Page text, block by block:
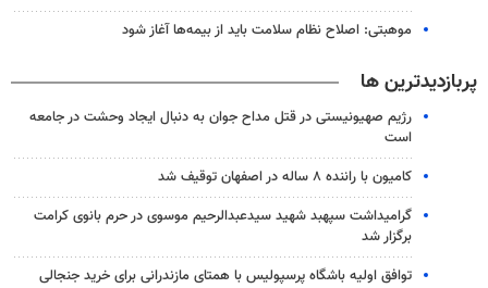
موهبتی: اصلاح نظام سلامت باید از بیمه‌ها آغاز شود
پربازدیدترین ها
رژیم صهیونیستی در قتل مداح جوان به دنبال ایجاد وحشت در جامعه
است
کامیون با راننده ۸ ساله در اصفهان توقیف شد
گرامیداشت سپهبد شهید سیدعبدالرحیم موسوی در حرم بانوی کرامت
برگزار شد
توافق اولیه باشگاه پرسپولیس با همتای مازندرانی برای خرید جنجالی